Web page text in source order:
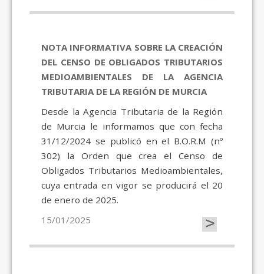
NOTA INFORMATIVA SOBRE LA CREACIÓN
DEL CENSO DE OBLIGADOS TRIBUTARIOS
MEDIOAMBIENTALES DE LA AGENCIA
TRIBUTARIA DE LA REGIÓN DE MURCIA
Desde la Agencia Tributaria de la Región
de Murcia le informamos que con fecha
31/12/2024 se publicó en el B.O.R.M (nº
302) la Orden que crea el Censo de
Obligados Tributarios Medioambientales,
cuya entrada en vigor se producirá el 20
de enero de 2025.
15/01/2025
>